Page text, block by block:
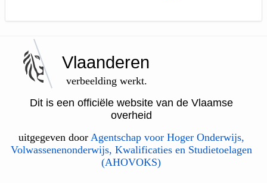
Vlaanderen
verbeelding werkt.
Dit is een officiële website van de Vlaamse
overheid
uitgegeven door Agentschap voor Hoger Onderwijs,
Volwassenenonderwijs, Kwalificaties en Studietoelagen
(AHOVOKS)